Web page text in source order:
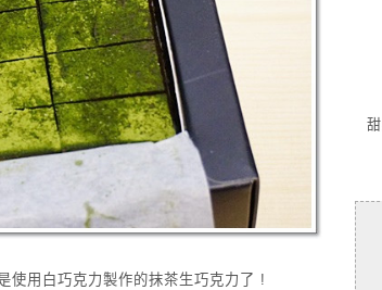
使用白巧克力製作的抹茶生巧克力了 !